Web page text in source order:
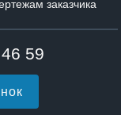
заказчика
59